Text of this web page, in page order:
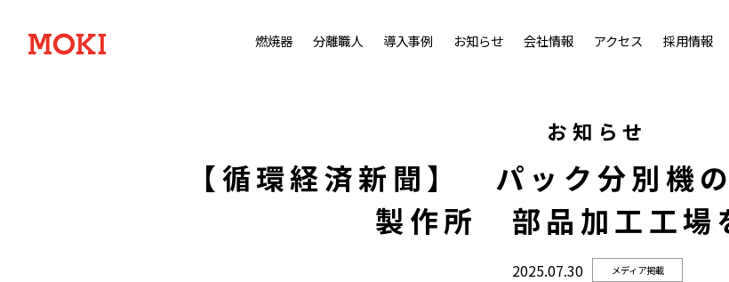
燃焼器 分離職人 導入事例 お知らせ 会社情報 アクセス 採用情報
お知らせ
【循環経済新聞】 パック分別機
製作所 部品加工工場
2025.07.30 メディア掲載